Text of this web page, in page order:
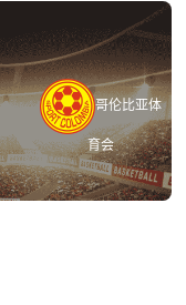
哥伦比亚体
育会